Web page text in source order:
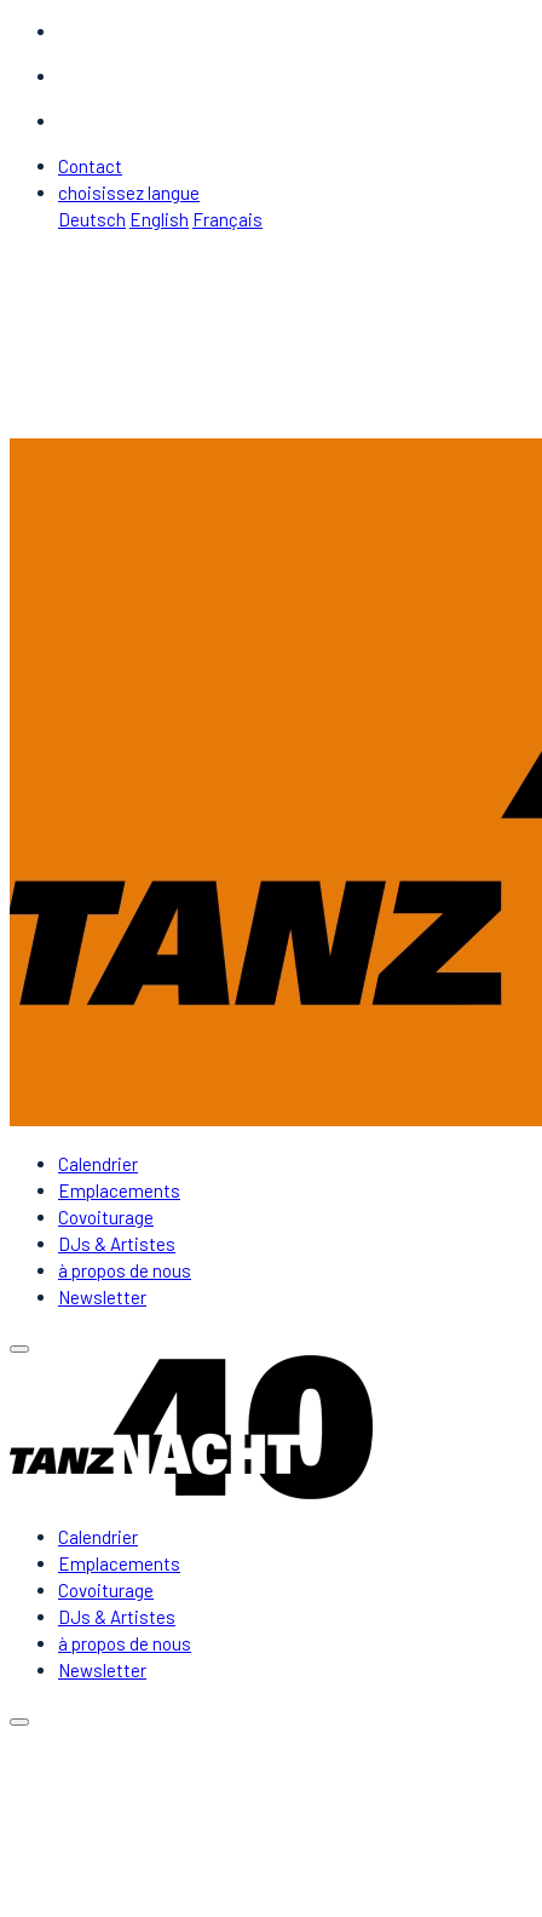
Contact
choisissez langue
Deutsch English Français
Calendrier
Emplacements
Covoiturage
DJs & Artistes
à propos de nous
Newsletter
Calendrier
Emplacements
Covoiturage
DJs & Artistes
à propos de nous
Newsletter